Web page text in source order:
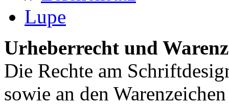
Lupe
Urheberrecht und
Die Rechte am
sowie an den